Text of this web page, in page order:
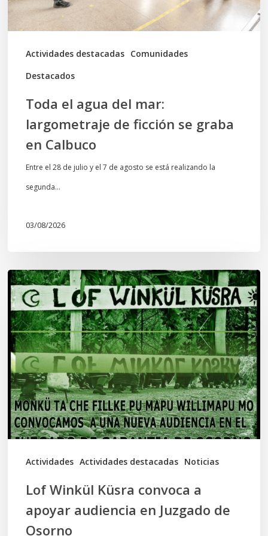
Actividades destacadas Comunidades
Destacados
ficción
se
graba
Toda el agua del mar:
largometraje de ficción se graba
en Calbuco
Entre el 28 de julio y el 7 de agosto se está realizando la
segunda…
03/08/2026
Actividades Actividades destacadas Noticias
Lof
Winkül
Küsra
convoca
a
apoyar
audiencia
en
Juzgado
Lof Winkül Küsra convoca a
apoyar audiencia en Juzgado de
Osorno